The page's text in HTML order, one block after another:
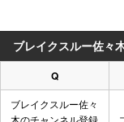
ブレイクスルー佐々
Q
ブレイクスルー佐々